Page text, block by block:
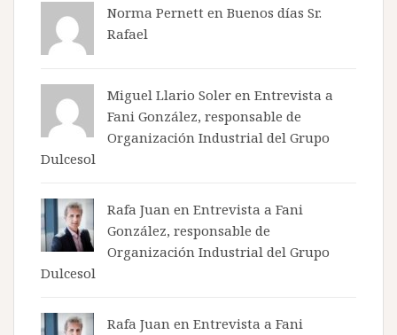
Norma Pernett en Buenos días Sr.
Rafael
Miguel Llario Soler en Entrevista a
Fani González, responsable de
Organización Industrial del Grupo
Dulcesol
Rafa Juan en Entrevista a Fani
González, responsable de
Organización Industrial del Grupo
Dulcesol
Rafa Juan en Entrevista a Fani